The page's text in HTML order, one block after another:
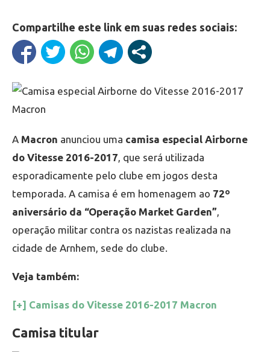
Compartilhe este link em suas redes sociais:
A Macron anunciou uma camisa especial Airborne
do Vitesse 2016-2017 , que será utilizada
esporadicamente pelo clube em jogos desta
temporada. A camisa é em homenagem ao 72º
aniversário da “Operação Market Garden”
operação militar contra os nazistas realizada na
cidade de Arnhem, sede do clube.
Veja também:
[+] Camisas do Vitesse 2016-2017 Macron
Camisa titular